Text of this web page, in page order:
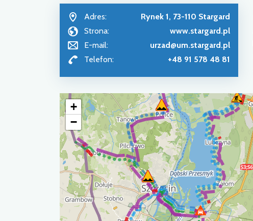
Adres:
Rynek 1, 73-110 Stargard
Strona:
www.stargard.pl
E-mail:
urzad@um.stargard.pl
Telefon:
+48 91 578 48 81
+
−